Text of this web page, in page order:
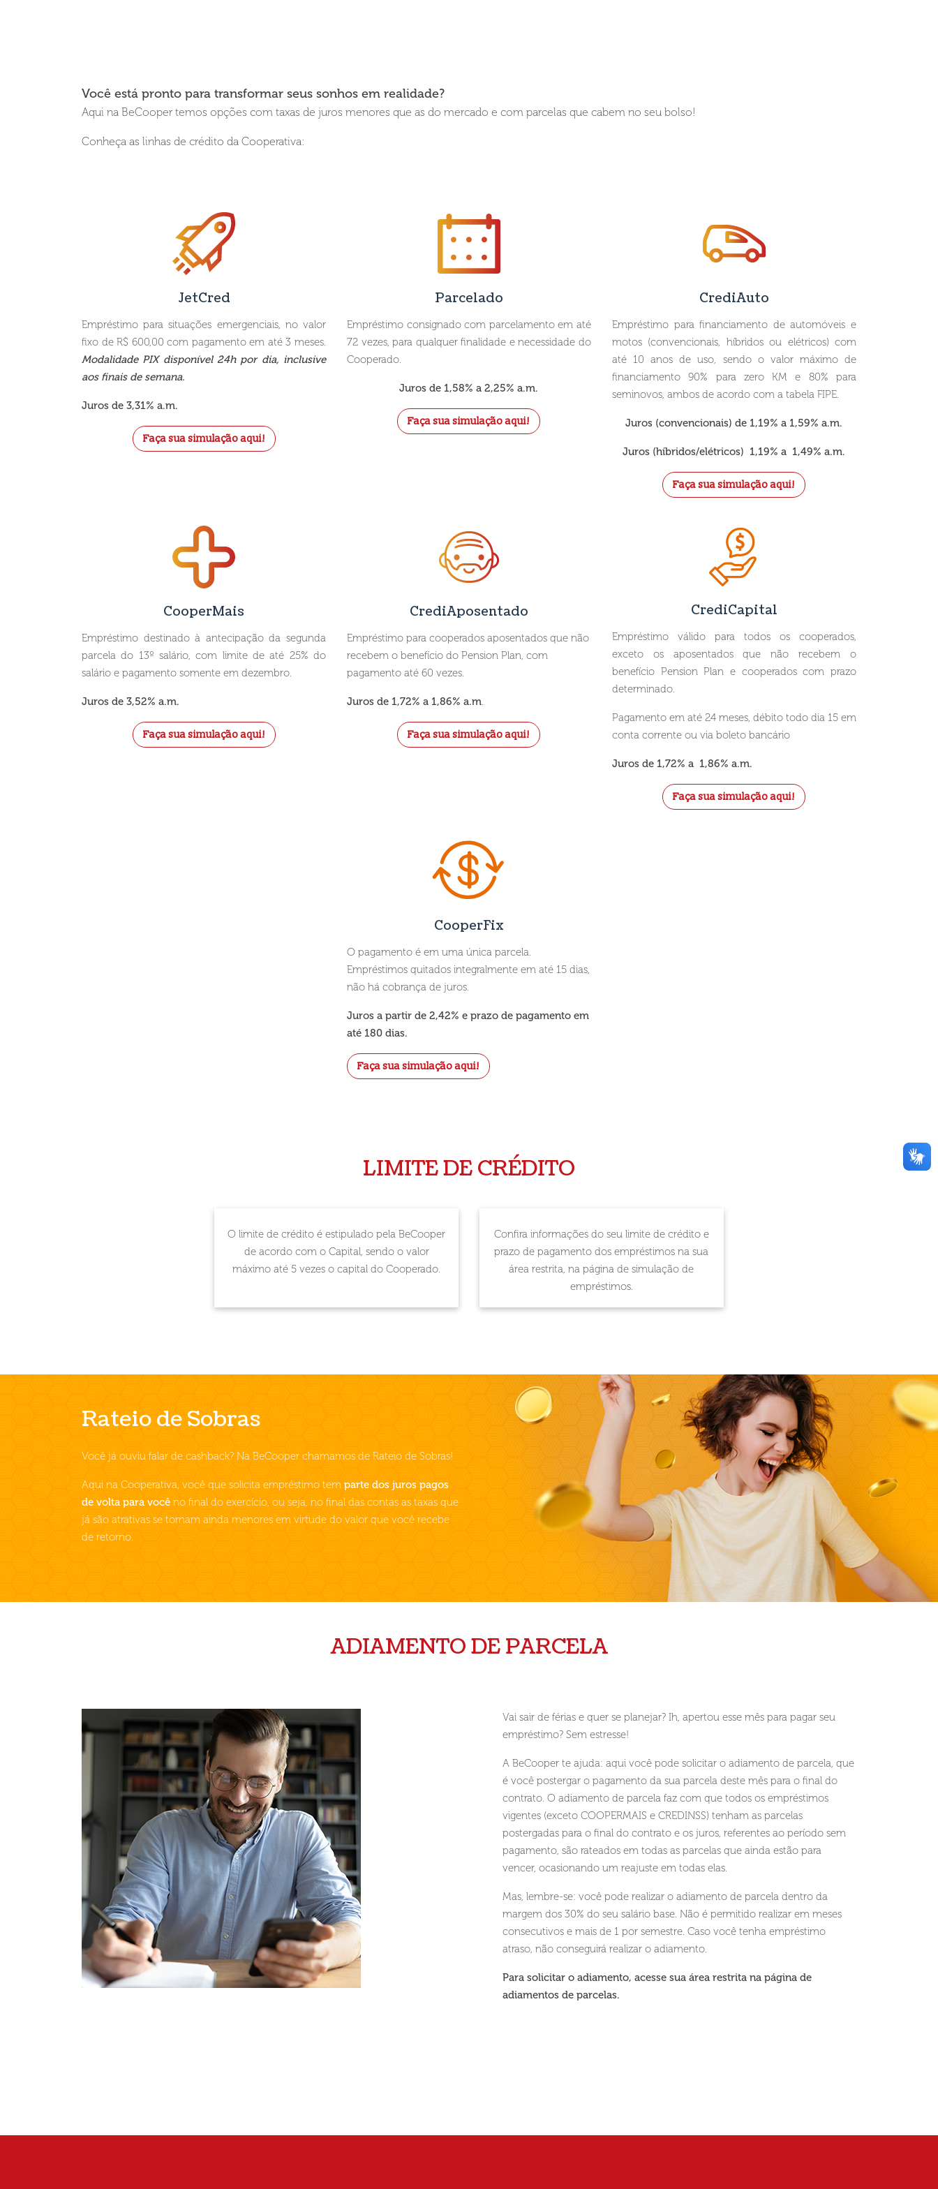
Você está pronto para transformar seus sonhos em realidade?
Aqui na BeCooper temos opções com taxas de juros menores que as do mercado e com parcelas que cabem no seu bolso!
Conheça as linhas de crédito da Cooperativa:
JetCred
Empréstimo para situações emergenciais, no valor
fixo de R$ 600,00 com pagamento em até 3 meses.
Modalidade PIX disponível 24h por dia, inclusive
aos finais de semana.
Juros de 3,31% a.m.
Faça sua simulação aqui!
Parcelado
Empréstimo consignado com parcelamento em até
72 vezes, para qualquer finalidade e necessidade do
Cooperado.
Juros de 1,58% a 2,25% a.m.
Faça sua simulação aqui!
CrediAuto
Empréstimo para financiamento de automóveis e
motos (convencionais, híbridos ou elétricos) com
até 10 anos de uso, sendo o valor máximo de
financiamento 90% para zero KM e 80% para
seminovos, ambos de acordo com a tabela FIPE.
Juros (convencionais) de 1,19% a 1,59% a.m.
Juros (híbridos/elétricos) 1,19% a 1,49% a.m.
Faça sua simulação aqui!
CooperMais
Empréstimo destinado à antecipação da segunda
parcela do 13º salário, com limite de até 25% do
salário e pagamento somente em dezembro.
Juros de 3,52% a.m.
Faça sua simulação aqui!
CrediAposentado
Empréstimo para cooperados aposentados que não
recebem o benefício do Pension Plan, com
pagamento até 60 vezes.
Juros de 1,72% a 1,86% a.m.
Faça sua simulação aqui!
CrediCapital
Empréstimo válido para todos os cooperados,
exceto os aposentados que não recebem o
benefício Pension Plan e cooperados com prazo
determinado.
Pagamento em até 24 meses, débito todo dia 15 em
conta corrente ou via boleto bancário
Juros de 1,72% a 1,86% a.m.
Faça sua simulação aqui!
CooperFix
O pagamento é em uma única parcela.
Empréstimos quitados integralmente em até 15 dias,
não há cobrança de juros.
Juros a partir de 2,42% e prazo de pagamento em
até 180 dias.
Faça sua simulação aqui!
LIMITE DE CRÉDITO
O limite de crédito é estipulado pela BeCooper
de acordo com o Capital, sendo o valor
máximo até 5 vezes o capital do Cooperado.
Confira informações do seu limite de crédito e
prazo de pagamento dos empréstimos na sua
área restrita, na página de simulação de
empréstimos.
Rateio de Sobras
Você já ouviu falar de cashback? Na BeCooper chamamos de Rateio de Sobras!
Aqui na Cooperativa, você que solicita empréstimo tem parte dos juros pagos
de volta para você no final do exercício, ou seja, no final das contas as taxas que
já são atrativas se tornam ainda menores em virtude do valor que você recebe
de retorno.
ADIAMENTO DE PARCELA
Vai sair de férias e quer se planejar? Ih, apertou esse mês para pagar seu
empréstimo? Sem estresse!
A BeCooper te ajuda: aqui você pode solicitar o adiamento de parcela, que
é você postergar o pagamento da sua parcela deste mês para o final do
contrato. O adiamento de parcela faz com que todos os empréstimos
vigentes (exceto COOPERMAIS e CREDINSS) tenham as parcelas
postergadas para o final do contrato e os juros, referentes ao período sem
pagamento, são rateados em todas as parcelas que ainda estão para
vencer, ocasionando um reajuste em todas elas.
Mas, lembre-se: você pode realizar o adiamento de parcela dentro da
margem dos 30% do seu salário base. Não é permitido realizar em meses
consecutivos e mais de 1 por semestre. Caso você tenha empréstimo
atraso, não conseguirá realizar o adiamento.
Para solicitar o adiamento, acesse sua área restrita na página de
adiamentos de parcelas.